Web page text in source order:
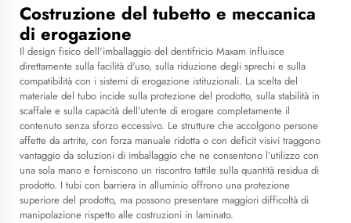
Costruzione del tubetto e meccanica
di erogazione
Il design fisico dell'imballaggio del dentifricio Maxam influisce
direttamente sulla facilità d'uso, sulla riduzione degli sprechi e sulla
compatibilità con i sistemi di erogazione istituzionali. La scelta del
materiale del tubo incide sulla protezione del prodotto, sulla stabilità in
scaffale e sulla capacità dell’utente di erogare completamente il
contenuto senza sforzo eccessivo. Le strutture che accolgono persone
affette da artrite, con forza manuale ridotta o con deficit visivi traggono
vantaggio da soluzioni di imballaggio che ne consentono l’utilizzo con
una sola mano e forniscono un riscontro tattile sulla quantità residua di
prodotto. I tubi con barriera in alluminio offrono una protezione
superiore del prodotto, ma possono presentare maggiori difficoltà di
manipolazione rispetto alle costruzioni in laminato.